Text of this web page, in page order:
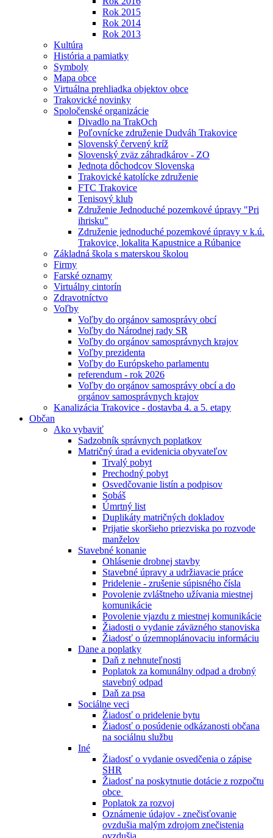
Rok 2015
Rok 2014
Rok 2013
Kultúra
História a pamiatky
Symboly
Mapa obce
Virtuálna prehliadka objektov obce
Trakovické novinky
Spoločenské organizácie
Divadlo na TrakOch
Poľovnícke združenie Dudváh Trakovice
Slovenský červený kríž
Slovenský zväz záhradkárov - ZO
Jednota dôchodcov Slovenska
Trakovické katolícke združenie
FTC Trakovice
Tenisový klub
Združenie Jednoduché pozemkové úpravy "Pri
ihrisku"
Združenie jednoduché pozemkové úpravy v k.ú.
Trakovice, lokalita Kapustnice a Rúbanice
Základná škola s materskou školou
Firmy
Farské oznamy
Virtuálny cintorín
Zdravotníctvo
Voľby
Voľby do orgánov samosprávy obcí
Voľby do Národnej rady SR
Voľby do orgánov samosprávnych krajov
Voľby prezidenta
Voľby do Európskeho parlamentu
referendum - rok 2026
Voľby do orgánov samosprávy obcí a do
orgánov samosprávnych krajov
Kanalizácia Trakovice - dostavba 4. a 5. etapy
Občan
Ako vybaviť
Sadzobník správnych poplatkov
Matričný úrad a evidenicia obyvateľov
Trvalý pobyt
Prechodný pobyt
Osvedčovanie listín a podpisov
Sobáš
Úmrtný list
Duplikáty matričných dokladov
Prijatie skoršieho priezviska po rozvode
manželov
Stavebné konanie
Ohlásenie drobnej stavby
Stavebné úpravy a udržiavacie práce
Pridelenie - zrušenie súpisného čísla
Povolenie zvláštneho užívania miestnej
komunikácie
Povolenie vjazdu z miestnej komunikácie
Žiadosti o vydanie záväzného stanoviska
Žiadosť o územnoplánovaciu informáciu
Dane a poplatky
Daň z nehnuteľnosti
Poplatok za komunálny odpad a drobný
stavebný odpad
Daň za psa
Sociálne veci
Žiadosť o pridelenie bytu
Žiadosť o posúdenie odkázanosti občana
na sociálnu službu
Iné
Žiadosť o vydanie osvedčenia o zápise
SHR
Žiadosť na poskytnutie dotácie z rozpočtu
obce
Poplatok za rozvoj
Oznámenie údajov - znečisťovanie
ovzdušia malým zdrojom znečistenia
ovzdušia